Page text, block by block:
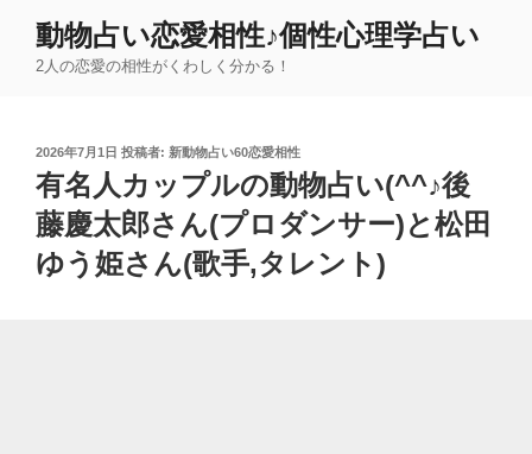
動物占い恋愛相性♪個性心理学占い
2人の恋愛の相性がくわしく分かる！
投
稿
日:
2026年7月1日 投稿者: 新動物占い60恋愛相性
有名人カップルの動物占い(^^♪後
藤慶太郎さん(プロダンサー)と松田
ゆう姫さん(歌手,タレント)